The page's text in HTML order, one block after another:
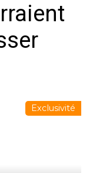
Exclusivité